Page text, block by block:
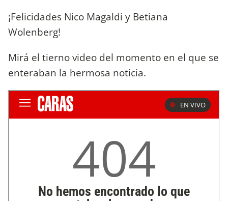
¡Felicidades Nico Magaldi y Betiana
Wolenberg!
Mirá el tierno video del momento en el que se
enteraban la hermosa noticia.